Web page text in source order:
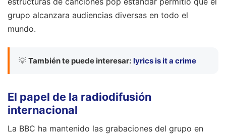
grupo alcanzara audiencias diversas en todo el
mundo.
💡 También te puede interesar: lyrics is it a crime
El papel de la radiodifusión
internacional
La BBC ha mantenido las grabaciones del grupo en